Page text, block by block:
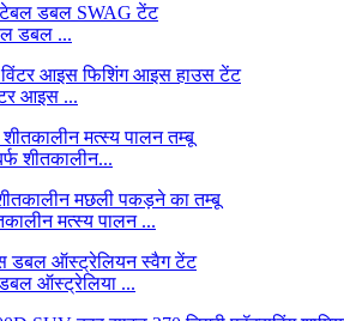
डबल ...
आइस ...
शीतकालीन...
मत्स्य पालन ...
डबल ऑस्ट्रेलिया ...